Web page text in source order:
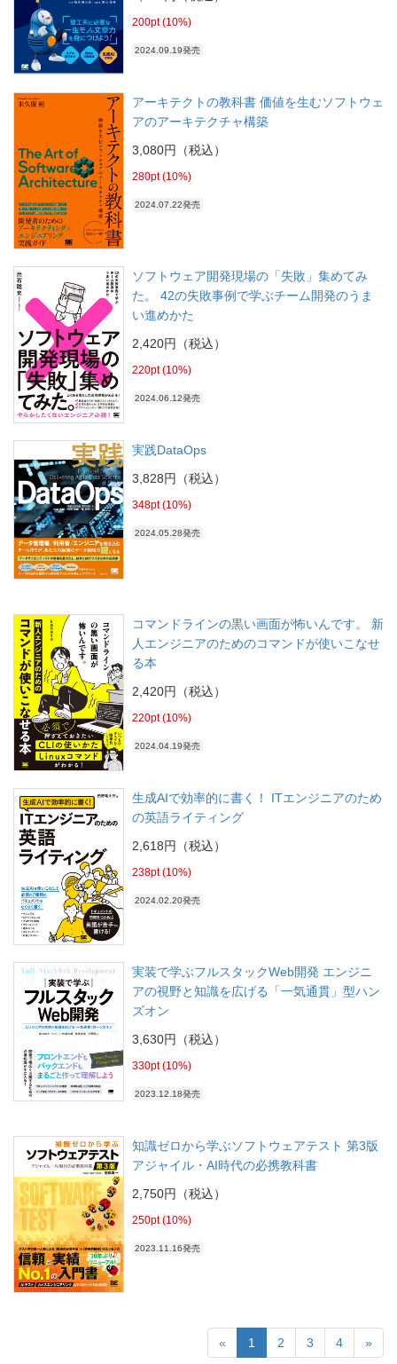
200pt (10%)
2024.09.19発売
アーキテクトの教科書 価値を生むソフトウェ
アのアーキテクチャ構築
3,080円（税込）
280pt (10%)
2024.07.22発売
ソフトウェア開発現場の「失敗」集めてみ
た。 42の失敗事例で学ぶチーム開発のうま
い進めかた
2,420円（税込）
220pt (10%)
2024.06.12発売
実践DataOps
3,828円（税込）
348pt (10%)
2024.05.28発売
コマンドラインの黒い画面が怖いんです。 新
人エンジニアのためのコマンドが使いこなせ
る本
2,420円（税込）
220pt (10%)
2024.04.19発売
生成AIで効率的に書く！ ITエンジニアのため
の英語ライティング
2,618円（税込）
238pt (10%)
2024.02.20発売
実装で学ぶフルスタックWeb開発 エンジニ
アの視野と知識を広げる「一気通貫」型ハン
ズオン
3,630円（税込）
330pt (10%)
2023.12.18発売
知識ゼロから学ぶソフトウェアテスト 第3版
アジャイル・AI時代の必携教科書
2,750円（税込）
250pt (10%)
2023.11.16発売
« 1 2 3 4 »